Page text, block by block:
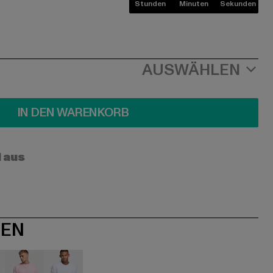
Stunden Minuten Sekunden
AUSWÄHLEN
IN DEN WARENKORB